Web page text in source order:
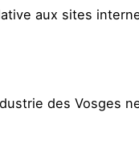
aux sites
des Vosges